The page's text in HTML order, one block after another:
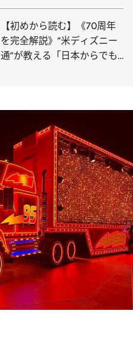
円！】
【初めから読む】《70周年
を完全解説》“米ディズニー
通”が教える「日本からでも